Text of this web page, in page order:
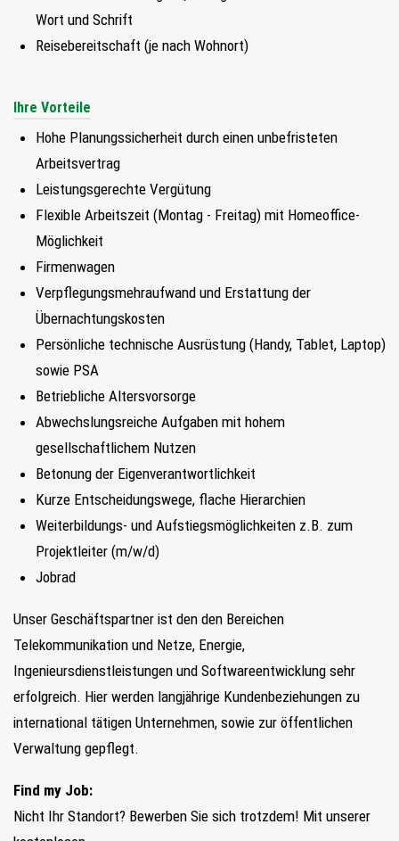
Wort und Schrift
Reisebereitschaft (je nach Wohnort)
Ihre Vorteile
Hohe Planungssicherheit durch einen unbefristeten
Arbeitsvertrag
Leistungsgerechte Vergütung
Flexible Arbeitszeit (Montag - Freitag) mit Homeoffice-
Möglichkeit
Firmenwagen
Verpflegungsmehraufwand und Erstattung der
Übernachtungskosten
Persönliche technische Ausrüstung (Handy, Tablet, Laptop)
sowie PSA
Betriebliche Altersvorsorge
Abwechslungsreiche Aufgaben mit hohem
gesellschaftlichem Nutzen
Betonung der Eigenverantwortlichkeit
Kurze Entscheidungswege, flache Hierarchien
Weiterbildungs- und Aufstiegsmöglichkeiten z.B. zum
Projektleiter (m/w/d)
Jobrad
Unser Geschäftspartner ist den den Bereichen
Telekommunikation und Netze, Energie,
Ingenieursdienstleistungen und Softwareentwicklung sehr
erfolgreich. Hier werden langjährige Kundenbeziehungen zu
international tätigen Unternehmen, sowie zur öffentlichen
Verwaltung gepflegt.
Find my Job:
Nicht Ihr Standort? Bewerben Sie sich trotzdem! Mit unserer